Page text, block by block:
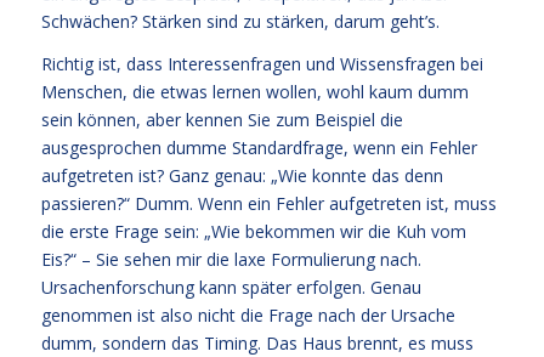
Schwächen? Stärken sind zu stärken, darum geht’s.
Richtig ist, dass Interessenfragen und Wissensfragen bei
Menschen, die etwas lernen wollen, wohl kaum dumm
sein können, aber kennen Sie zum Beispiel die
ausgesprochen dumme Standardfrage, wenn ein Fehler
aufgetreten ist? Ganz genau: „Wie konnte das denn
passieren?“ Dumm. Wenn ein Fehler aufgetreten ist, muss
die erste Frage sein: „Wie bekommen wir die Kuh vom
Eis?“ – Sie sehen mir die laxe Formulierung nach.
Ursachenforschung kann später erfolgen. Genau
genommen ist also nicht die Frage nach der Ursache
dumm, sondern das Timing. Das Haus brennt, es muss